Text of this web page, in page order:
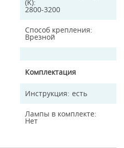
(K)
2800-3200
Способ крепления
Врезной
Комплектация
Инструкция есть
Лампы в комплекте
Нет